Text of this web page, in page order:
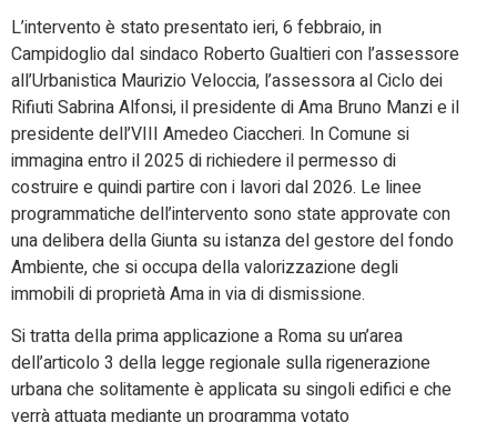
L’intervento è stato presentato ieri, 6 febbraio, in
Campidoglio dal sindaco Roberto Gualtieri con l’assessore
all’Urbanistica Maurizio Veloccia, l’assessora al Ciclo dei
Rifiuti Sabrina Alfonsi, il presidente di Ama Bruno Manzi e il
presidente dell’VIII Amedeo Ciaccheri. In Comune si
immagina entro il 2025 di richiedere il permesso di
costruire e quindi partire con i lavori dal 2026. Le linee
programmatiche dell’intervento sono state approvate con
una delibera della Giunta su istanza del gestore del fondo
Ambiente, che si occupa della valorizzazione degli
immobili di proprietà Ama in via di dismissione.
Si tratta della prima applicazione a Roma su un’area
dell’articolo 3 della legge regionale sulla rigenerazione
urbana che solitamente è applicata su singoli edifici e che